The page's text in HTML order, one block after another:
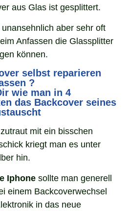
aus Glas ist gesplittert.
nlich aber sehr oft
Anfassen die Glassplitter
können.
selbst reparieren
?
wie man in 4
das Backcover seines
mit ein bisschen
kriegt man es unter
hin.
Iphonesollte man generell
einem Backcoverwechsel
in das neue